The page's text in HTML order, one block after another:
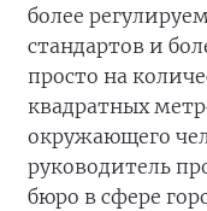
более
стандартов и
просто на
квадратных
окружающего
руководитель
бюро в сфере